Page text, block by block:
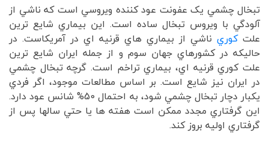
تبخال چشمي يک عفونت عود کننده ويروسي است که ناشي از
آلودگي با ويروس تبخال ساده است. اين بيماري شايع ترين
علتکوري ناشي از بيماري هاي قرنيه اي در آمريکاست. در
حاليکه در کشورهاي جهان سوم و از جمله ايران شايع ترين
علت کوري قرنيه اي، بيماري تراخم است. گرچه تبخال چشمي
در ايران نيز شايع است. بر اساس مطالعات موجود، اگر فردي
يکبار دچار تبخال چشمي شود، به احتمال 50% شانس عود دارد.
اين گرفتاري مجدد ممکن است هفته ها يا حتي سالها پس از
گرفتاري اوليه بروز کند.